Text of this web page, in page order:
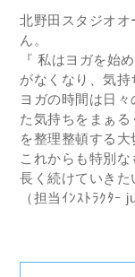
北野田スタジオオ
ん。
『 私はヨガを始
がなくなり、気持
ヨガの時間は日
た気持ちをまぁ
を整理整頓する大
これからも特別
長く続けていきた
（担当ｲﾝｽﾄﾗｸﾀｰ